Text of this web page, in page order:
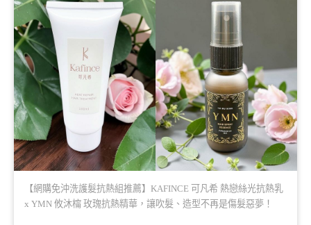
【網購免沖洗護髮抗熱組推薦】KAFINCE 可凡希 熱戀絲光抗熱乳
x YMN 攸沐橣 玫瑰抗熱精華，讓吹髮、造型不再是傷髮惡夢！